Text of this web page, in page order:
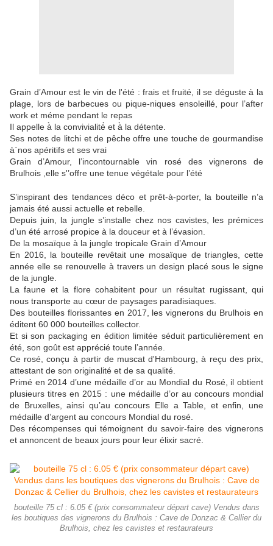
Grain d’Amour est le vin de l'été : frais et fruité, il se déguste à la
plage, lors de barbecues ou pique-niques ensoleillé, pour l’after
work et méme pendant le repas
Il appelle à̀ la convivialité́ et à̀ la détente.
Ses notes de litchi et de pêche offre une touche de gourmandise
à`nos apéritifs et ses vrai
Grain d’Amour, l’incontournable vin rosé des vignerons de
Brulhois ,elle s'’offre une tenue végétale pour l’été
S’inspirant des tendances déco et prêt-à-porter, la bouteille n’a
jamais été aussi actuelle et rebelle.
Depuis juin, la jungle s’installe chez nos cavistes, les prémices
d’un été arrosé propice à la douceur et à l’évasion.
De la mosaïque à la jungle tropicale Grain d’Amour
En 2016, la bouteille revêtait une mosaïque de triangles, cette
année elle se renouvelle à travers un design placé sous le signe
de la jungle.
La faune et la flore cohabitent pour un résultat rugissant, qui
nous transporte au cœur de paysages paradisiaques.
Des bouteilles florissantes en 2017, les vignerons du Brulhois en
éditent 60 000 bouteilles collector.
Et si son packaging en édition limitée séduit particulièrement en
été, son goût est apprécié toute l’année.
Ce rosé, conçu à partir de muscat d'Hambourg, à reçu des prix,
attestant de son originalité et de sa qualité.
Primé en 2014 d’une médaille d’or au Mondial du Rosé, il obtient
plusieurs titres en 2015 : une médaille d’or au concours mondial
de Bruxelles, ainsi qu’au concours Elle a Table, et enfin, une
médaille d’argent au concours Mondial du rosé.
Des récompenses qui témoignent du savoir-faire des vignerons
et annoncent de beaux jours pour leur élixir sacré.
bouteille 75 cl : 6.05 € (prix consommateur départ cave) Vendus dans
les boutiques des vignerons du Brulhois : Cave de Donzac & Cellier du
Brulhois, chez les cavistes et restaurateurs